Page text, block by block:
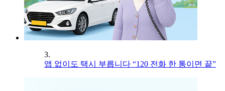
3.
앱 없이도 택시 부릅니다 “120 전화 한 통이면 끝”